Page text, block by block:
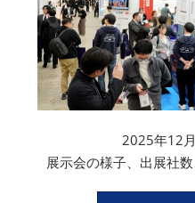
2025年12
展示会の様子、出展社